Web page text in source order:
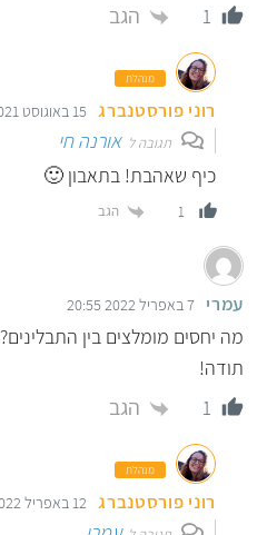
1
הגב
מנהלת
רוני פורסטנברג 15 באוגוסט 2021 12:17
תגובה לאורנה חי
כיף שאהבת! בתאבון 🙂
1 הגב
עמרי 7 באפריל 2022 20:55
מה יחסים מומלצים בין התבלינים?
תודה!
1
הגב
מנהלת
רוני פורסטנברג 12 באפריל 2022 19:03